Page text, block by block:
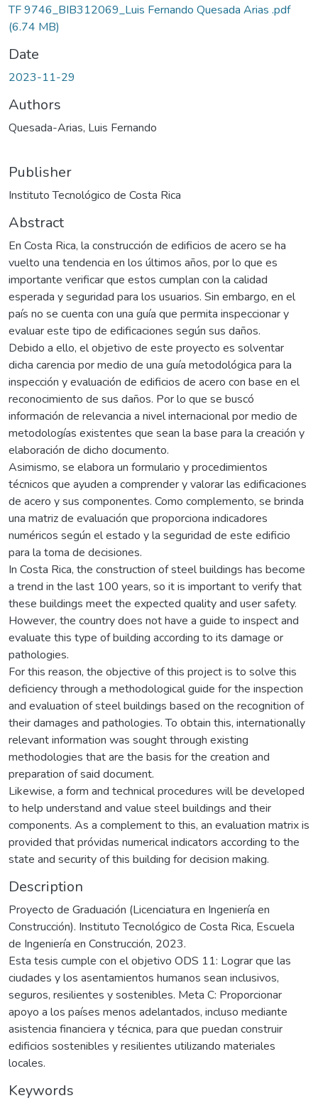
TF 9746_BIB312069_Luis Fernando Quesada Arias .pdf
(6.74 MB)
Date
2023-11-29
Authors
Quesada-Arias, Luis Fernando
Publisher
Instituto Tecnológico de Costa Rica
Abstract
En Costa Rica, la construcción de edificios de acero se ha
vuelto una tendencia en los últimos años, por lo que es
importante verificar que estos cumplan con la calidad
esperada y seguridad para los usuarios. Sin embargo, en el
país no se cuenta con una guía que permita inspeccionar y
evaluar este tipo de edificaciones según sus daños.
Debido a ello, el objetivo de este proyecto es solventar
dicha carencia por medio de una guía metodológica para la
inspección y evaluación de edificios de acero con base en el
reconocimiento de sus daños. Por lo que se buscó
información de relevancia a nivel internacional por medio de
metodologías existentes que sean la base para la creación y
elaboración de dicho documento.
Asimismo, se elabora un formulario y procedimientos
técnicos que ayuden a comprender y valorar las edificaciones
de acero y sus componentes. Como complemento, se brinda
una matriz de evaluación que proporciona indicadores
numéricos según el estado y la seguridad de este edificio
para la toma de decisiones.
In Costa Rica, the construction of steel buildings has become
a trend in the last 100 years, so it is important to verify that
these buildings meet the expected quality and user safety.
However, the country does not have a guide to inspect and
evaluate this type of building according to its damage or
pathologies.
For this reason, the objective of this project is to solve this
deficiency through a methodological guide for the inspection
and evaluation of steel buildings based on the recognition of
their damages and pathologies. To obtain this, internationally
relevant information was sought through existing
methodologies that are the basis for the creation and
preparation of said document.
Likewise, a form and technical procedures will be developed
to help understand and value steel buildings and their
components. As a complement to this, an evaluation matrix is
provided that próvidas numerical indicators according to the
state and security of this building for decision making.
Description
Proyecto de Graduación (Licenciatura en Ingeniería en
Construcción). Instituto Tecnológico de Costa Rica, Escuela
de Ingeniería en Construcción, 2023.
Esta tesis cumple con el objetivo ODS 11: Lograr que las
ciudades y los asentamientos humanos sean inclusivos,
seguros, resilientes y sostenibles. Meta C: Proporcionar
apoyo a los países menos adelantados, incluso mediante
asistencia financiera y técnica, para que puedan construir
edificios sostenibles y resilientes utilizando materiales
locales.
Keywords